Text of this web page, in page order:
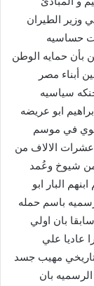
وزير الطيران
حساسيه
بأن حمايه الوطن
أبناء مصر
سياسيه
ابو عريضه
في موسم
الالاف من
من شيوخ وعُمد
البار ابو
باسم حمله
بان اولي
عاديا علي
مهيب جسد
بان